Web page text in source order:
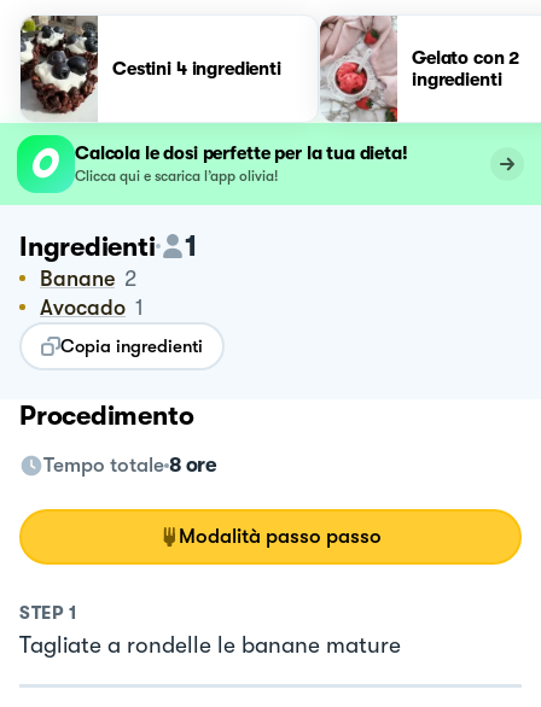
Cestini 4 ingredienti
Gelato con 2
ingredienti
Calcola le dosi perfette per la tua dieta!
Clicca qui e scarica l’app olivia!
Ingredienti 1
Banane 2
Avocado 1
Copia ingredienti
Procedimento
Tempo totale 8 ore
Modalità passo passo
STEP 1
Tagliate a rondelle le banane mature